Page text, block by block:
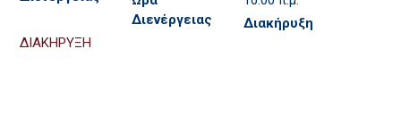
Διενέργειας
Διακήρυξη
ΔΙΑΚΗΡΥΞΗ